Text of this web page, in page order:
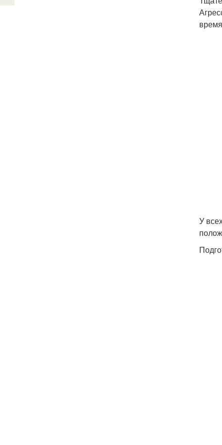
У